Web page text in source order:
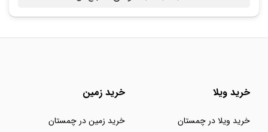
خرید ویلا
خرید ویلا در چمستان
خرید زمین
خرید زمین در چمستان